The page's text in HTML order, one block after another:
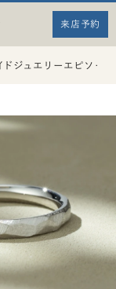
来店予約
ジュエリーエピソー